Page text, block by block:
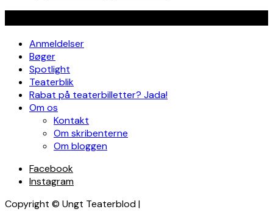
Anmeldelser
Bøger
Spotlight
Teaterblik
Rabat på teaterbilletter? Jada!
Om os
Kontakt
Om skribenterne
Om bloggen
Facebook
Instagram
Copyright © Ungt Teaterblod |